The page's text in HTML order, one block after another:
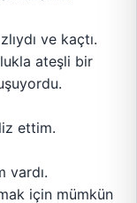
ve kaçtı.
ateşli bir
ettim.
vardı.
için mümkün